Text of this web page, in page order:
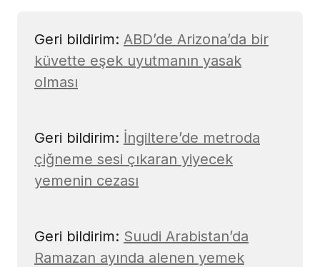
Geri bildirim: ABD’de Arizona’da bir
küvette eşek uyutmanın yasak
olması
Geri bildirim: İngiltere’de metroda
çiğneme sesi çıkaran yiyecek
yemenin cezası
Geri bildirim: Suudi Arabistan’da
Ramazan ayında alenen yemek